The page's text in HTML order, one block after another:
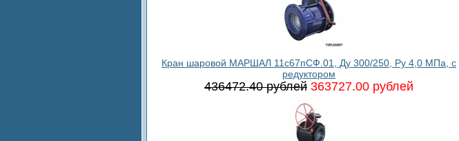
Кран шаровой МАРШАЛ 11с67пСФ.01, Ду 300/250, Ру 4,0 МПа, с
редуктором
436472.40 рублей 363727.00 рублей